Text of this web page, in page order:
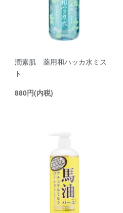
潤素肌 薬用和ハッカ水ミス
ト
880円(内税)